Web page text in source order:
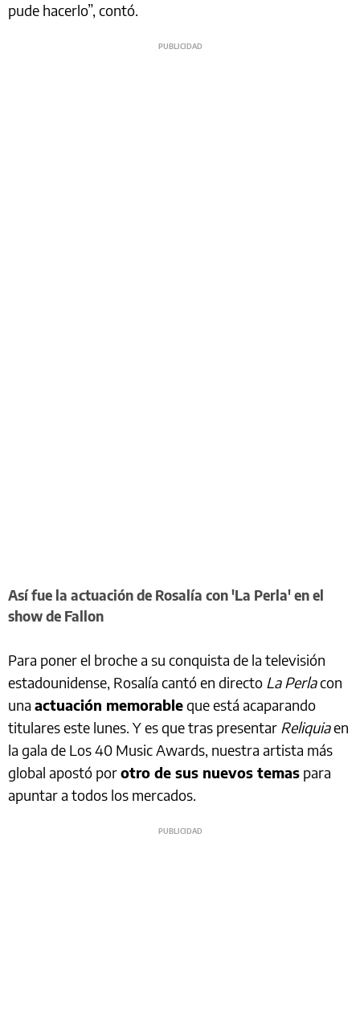
pude hacerlo”, contó.
Así fue la actuación de Rosalía con 'La Perla' en el
show de Fallon
Para poner el broche a su conquista de la televisión
estadounidense, Rosalía cantó en directo La Perlacon
una actuación memorableque está acaparando
titulares este lunes. Y es que tras presentar Reliquiaen
la gala de Los 40 Music Awards, nuestra artista más
global apostó porotro de sus nuevos temas para
apuntar a todos los mercados.